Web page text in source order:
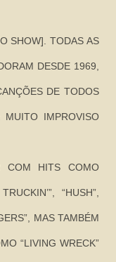
SHOW]. TODAS AS
DESDE 1969,
DE TODOS
IMPROVISO
COM HITS COMO
“HUSH”,
MAS TAMBÉM
“LIVING WRECK”